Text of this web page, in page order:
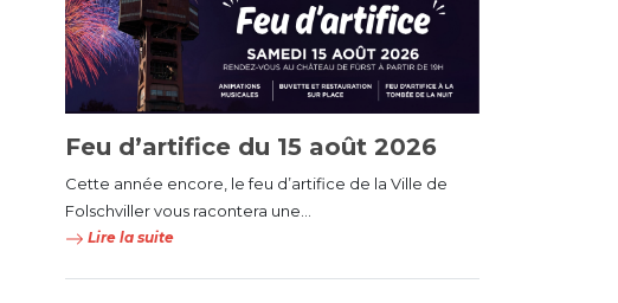
Feu d’artifice du 15 août 2026
Cette année encore, le feu d’artifice de la Ville de
Folschviller vous racontera une...
Lire la suite